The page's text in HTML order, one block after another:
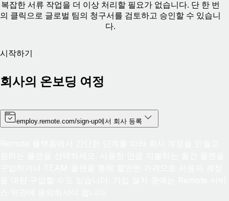
복잡한 서류 작업을 더 이상 처리할 필요가 없습니다. 단 한 번
의 클릭으로 글로벌 팀의 청구서를 검토하고 승인할 수 있습니
다.
시작하기
회사의 온보딩 여정
employ.remote.com/sign-up에서 회사 등록